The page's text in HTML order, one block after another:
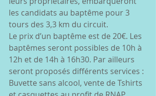
les candidats au baptême pour 3
tours des 3,3 km du circuit.
Le prix d’un baptême est de 20€. Les
baptêmes seront possibles de 10h à
12h et de 14h à 16h30. Par ailleurs
seront proposés différents services :
Buvette sans alcool, vente de Tshirts